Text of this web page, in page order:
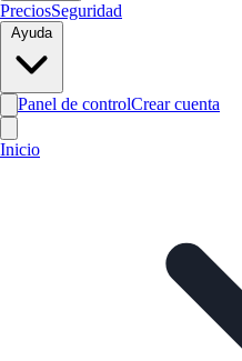
PreciosSeguridad
Ayuda
Panel de controlCrear cuenta
Inicio